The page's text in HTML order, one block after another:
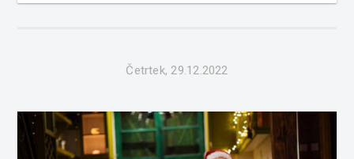
Četrtek, 29.12.2022